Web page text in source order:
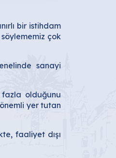
bir istihdam
çok
sanayi
fazla olduğunu
yer tutan
faaliyet dışı